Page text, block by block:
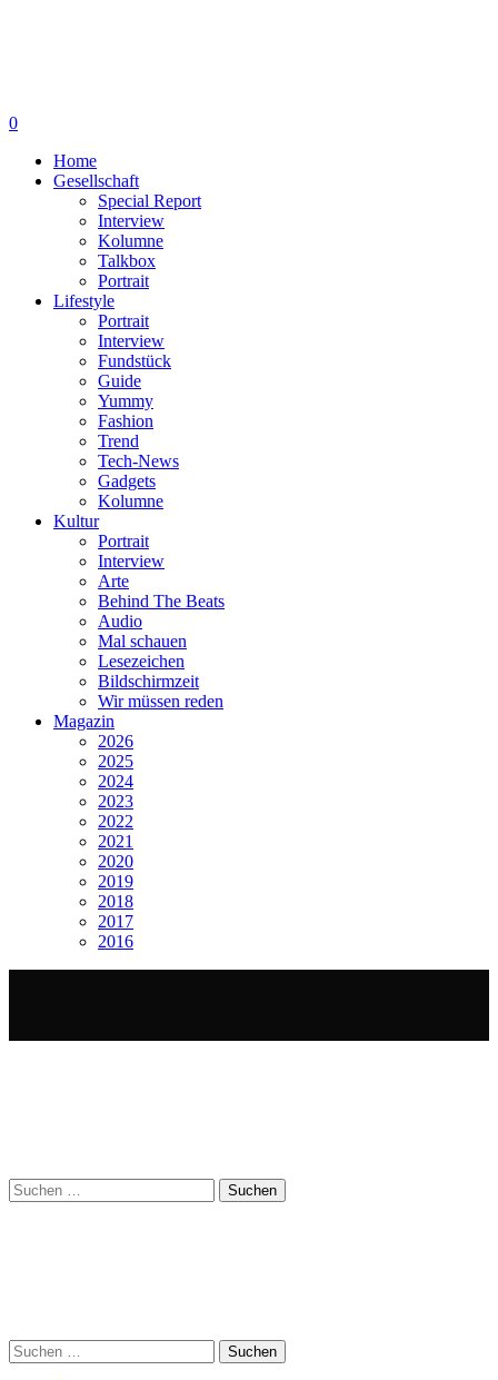
0
Home
Gesellschaft
Special Report
Interview
Kolumne
Talkbox
Portrait
Lifestyle
Portrait
Interview
Fundstück
Guide
Yummy
Fashion
Trend
Tech-News
Gadgets
Kolumne
Kultur
Portrait
Interview
Arte
Behind The Beats
Audio
Mal schauen
Lesezeichen
Bildschirmzeit
Wir müssen reden
Magazin
2026
2025
2024
2023
2022
2021
2020
2019
2018
2017
2016
Suchen
nach:
Suchen
nach: